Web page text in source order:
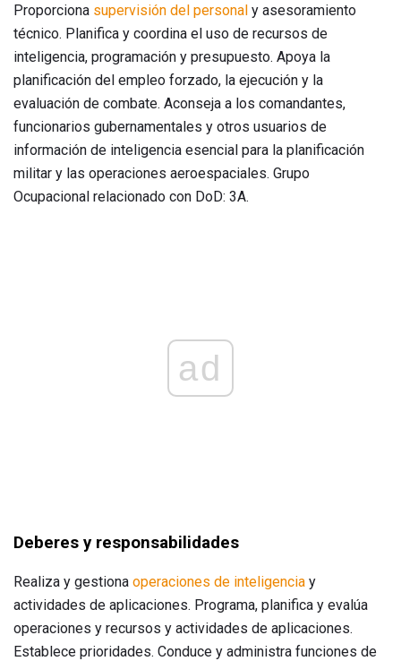
Proporciona supervisión del personal y asesoramiento
técnico. Planifica y coordina el uso de recursos de
inteligencia, programación y presupuesto. Apoya la
planificación del empleo forzado, la ejecución y la
evaluación de combate. Aconseja a los comandantes,
funcionarios gubernamentales y otros usuarios de
información de inteligencia esencial para la planificación
militar y las operaciones aeroespaciales. Grupo
Ocupacional relacionado con DoD: 3A.
ad
Deberes y responsabilidades
Realiza y gestiona operaciones de inteligencia y
actividades de aplicaciones. Programa, planifica y evalúa
operaciones y recursos y actividades de aplicaciones.
Establece prioridades. Conduce y administra funciones de